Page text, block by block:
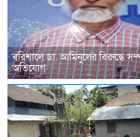
বরিশালে ডা. আমিনুলের বিরুদ্ধে
অভিযোগ